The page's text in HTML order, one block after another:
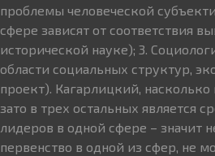
проблемы человеческой
сфере зависят от соответствия
исторической науке); 3.
области социальных структур,
проект). Кагарлицкий,
зато в трех остальных является
лидеров в одной сфере – значит
первенство в одной из сфер, не